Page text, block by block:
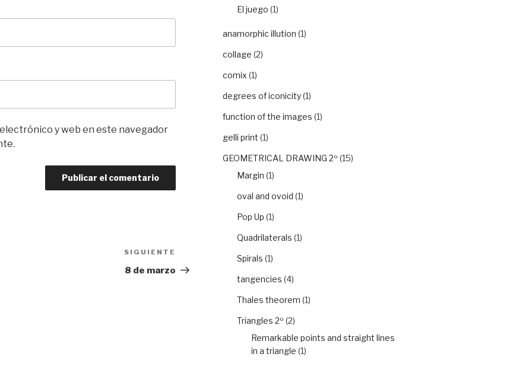
y web en este navegador
entrada
SIGUIENTE
8 de marzo
El juego (1)
anamorphic illution (1)
collage (2)
comix (1)
degrees of iconicity(1)
function of the images (1)
gelli print (1)
GEOMETRICAL DRAWING 2º (15)
Margin (1)
oval and ovoid (1)
Pop Up (1)
Quadrilaterals (1)
Spirals (1)
tangencies (4)
Thales theorem (1)
Triangles 2º (2)
Remarkable points and straight lines
in a triangle (1)